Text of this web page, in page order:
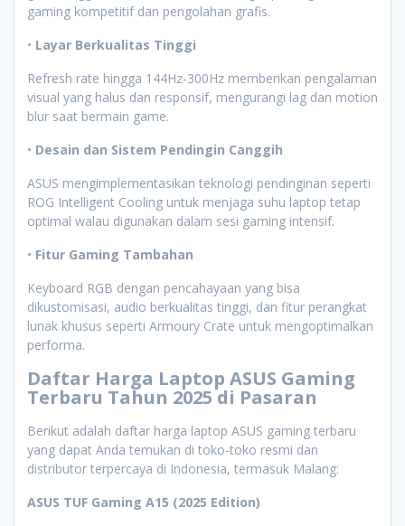
gaming kompetitif dan pengolahan grafis.
• Layar Berkualitas Tinggi
Refresh rate hingga 144Hz-300Hz memberikan pengalaman
visual yang halus dan responsif, mengurangi lag dan motion
blur saat bermain game.
• Desain dan Sistem Pendingin Canggih
ASUS mengimplementasikan teknologi pendinginan seperti
ROG Intelligent Cooling untuk menjaga suhu laptop tetap
optimal walau digunakan dalam sesi gaming intensif.
• Fitur Gaming Tambahan
Keyboard RGB dengan pencahayaan yang bisa
dikustomisasi, audio berkualitas tinggi, dan fitur perangkat
lunak khusus seperti Armoury Crate untuk mengoptimalkan
performa.
Daftar Harga Laptop ASUS Gaming
Terbaru Tahun 2025 di Pasaran
Berikut adalah daftar harga laptop ASUS gaming terbaru
yang dapat Anda temukan di toko-toko resmi dan
distributor terpercaya di Indonesia, termasuk Malang:
ASUS TUF Gaming A15 (2025 Edition)